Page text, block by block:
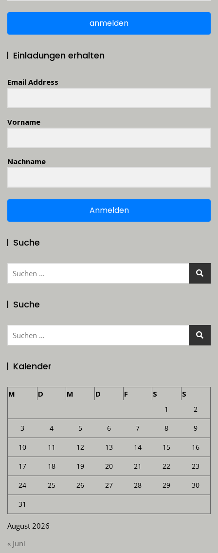
anmelden
Einladungen erhalten
Email Address
Vorname
Nachname
Anmelden
Suche
Suchen
Suche
Suchen
Kalender
August 2026
M D M D F S S
1 2
3 4 5 6 7 8 9
10 11 12 13 14 15 16
17 18 19 20 21 22 23
24 25 26 27 28 29 30
31
« Juni